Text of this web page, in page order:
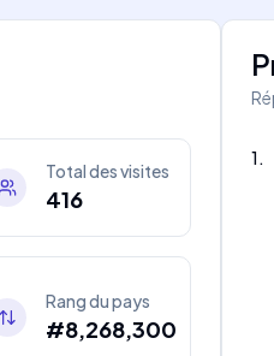
Total des visites
416
Rang du pays
#8,268,300
1.